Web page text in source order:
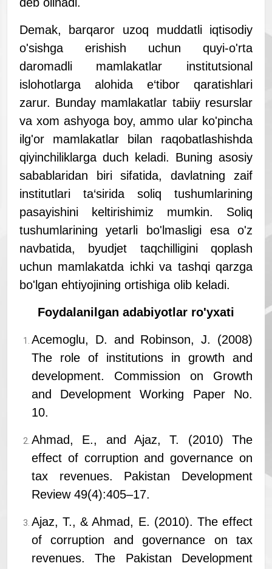
deb olinadi.
Demak, barqaror uzoq muddatli iqtisodiy
o'sishga erishish uchun quyi-o'rta
daromadli mamlakatlar institutsional
islohotlarga alohida e‘tibor qaratishlari
zarur. Bunday mamlakatlar tabiiy resurslar
va xom ashyoga boy, ammo ular ko'pincha
ilg'or mamlakatlar bilan raqobatlashishda
qiyinchiliklarga duch keladi. Buning asosiy
sabablaridan biri sifatida, davlatning zaif
institutlari ta‘sirida soliq tushumlarining
pasayishini keltirishimiz mumkin. Soliq
tushumlarining yetarli bo'lmasligi esa o'z
navbatida, byudjet taqchilligini qoplash
uchun mamlakatda ichki va tashqi qarzga
bo'lgan ehtiyojining ortishiga olib keladi.
Foydalanilgan adabiyotlar ro'yxati
Acemoglu, D. and Robinson, J. (2008)
The role of institutions in growth and
development. Commission on Growth
and Development Working Paper No.
10.
Ahmad, E., and Ajaz, T. (2010) The
effect of corruption and governance on
tax revenues. Pakistan Development
Review 49(4):405–17.
Ajaz, T., & Ahmad, E. (2010). The effect
of corruption and governance on tax
revenues. The Pakistan Development